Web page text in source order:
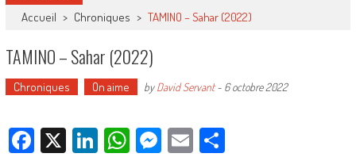
Accueil > Chroniques > TAMINO – Sahar (2022)
TAMINO – Sahar (2022)
Chroniques On aime byDavid Servant- 6 octobre 2022
Facebook
X LinkedIn
WhatsApp
Messenger
EmailPartager